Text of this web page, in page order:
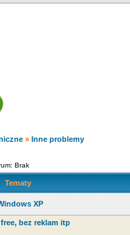
» Inne problemy
Brak
Tematy
XP
bez reklam itp